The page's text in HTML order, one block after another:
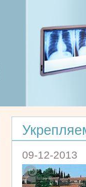
09-12-2013